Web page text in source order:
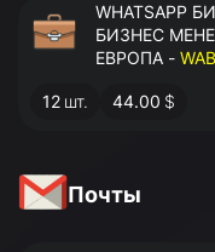
WHATSAPP
БИЗНЕС
ЕВРОПА -
ПРИВЯЗКЕ
12 шт. 44.00 $
Почты